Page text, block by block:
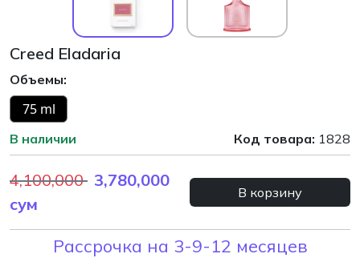
Creed Eladaria
Объемы:
75 ml
В наличии Код товара: 1828
4,100,000 3,780,000
сум
В корзину
Рассрочка на 3-9-12 месяцев